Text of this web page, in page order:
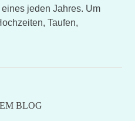
jeden Jahres. Um
Taufen,
BLOG